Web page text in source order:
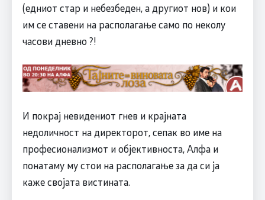
(едниот стар и небезбеден, а другиот нов) и кои
им се ставени на располагање само по неколу
часови дневно ?!
И покрај невидениот гнев и крајната
недоличност на директорот, сепак во име на
професионализмот и објективноста, Алфа и
понатаму му стои на располагање за да си ја
каже својата вистината.